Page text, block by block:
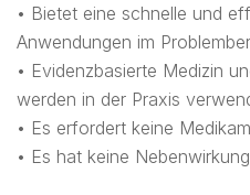
• Bietet eine schnelle und
Anwendungen im
• Evidenzbasierte Medizin
werden in der Praxis
• Es erfordert keine
• Es hat keine